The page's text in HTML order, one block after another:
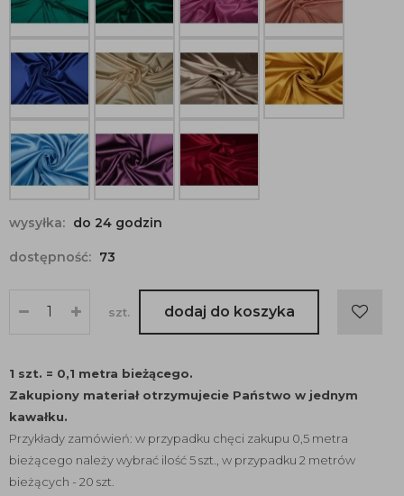
wysyłka: do 24 godzin
dostępność: 73
szt. dodaj do koszyka
1 szt. = 0,1 metra bieżącego.
Zakupiony materiał otrzymujecie Państwo w jednym
kawałku.
Przykłady zamówień: w przypadku chęci zakupu 0,5 metra
bieżącego należy wybrać ilość 5 szt., w przypadku 2 metrów
bieżących - 20 szt.